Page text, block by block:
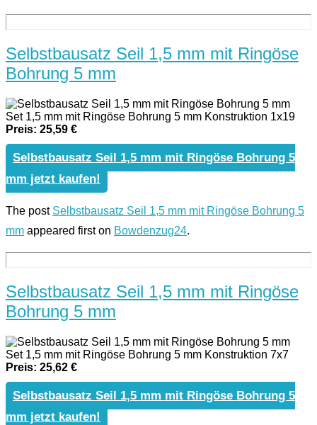
Selbstbausatz Seil 1,5 mm mit Ringöse
Bohrung 5 mm
Set 1,5 mm mit Ringöse Bohrung 5 mm Konstruktion 1x19
Preis: 25,59 €
Selbstbausatz Seil 1,5 mm mit Ringöse Bohrung 5
mm jetzt kaufen!
The post Selbstbausatz Seil 1,5 mm mit Ringöse Bohrung 5
mm appeared first on Bowdenzug24.
Selbstbausatz Seil 1,5 mm mit Ringöse
Bohrung 5 mm
Set 1,5 mm mit Ringöse Bohrung 5 mm Konstruktion 7x7
Preis: 25,62 €
Selbstbausatz Seil 1,5 mm mit Ringöse Bohrung 5
mm jetzt kaufen!